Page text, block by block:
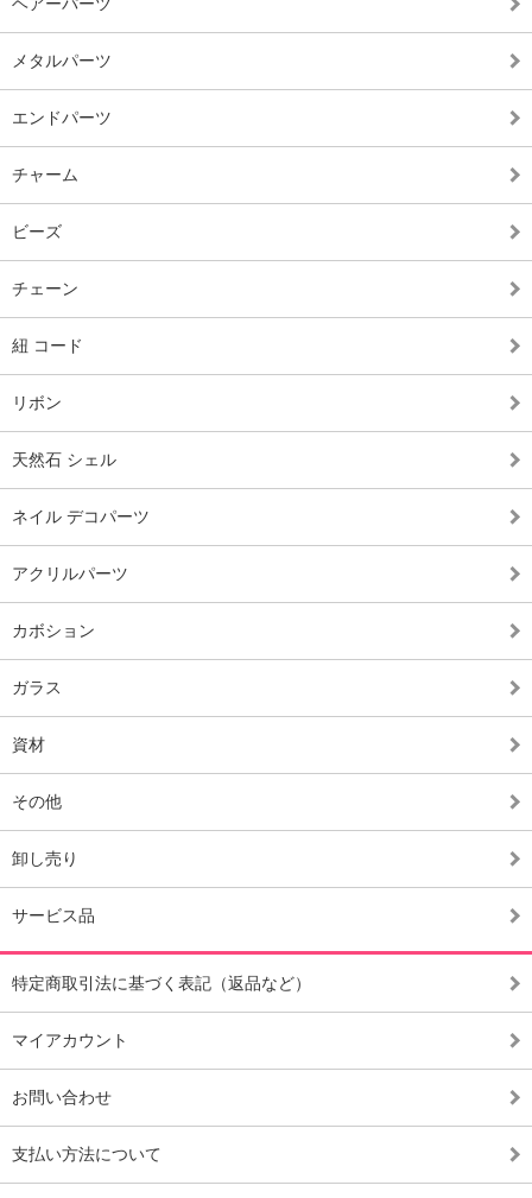
メタルパーツ
エンドパーツ
チャーム
ビーズ
チェーン
紐 コード
リボン
天然石 シェル
ネイル デコパーツ
アクリルパーツ
カボション
ガラス
資材
その他
卸し売り
サービス品
特定商取引法に基づく表記（返品など）
マイアカウント
お問い合わせ
支払い方法について